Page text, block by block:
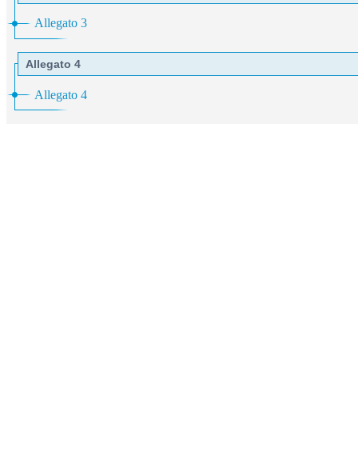
Allegato 3
Allegato 4
Allegato 4